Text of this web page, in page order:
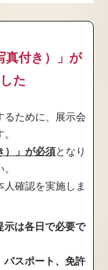
真付き）」が
た
るために、展示会
）」が必須となり
確認を実施しま
は各日で必要で
スポート、免許